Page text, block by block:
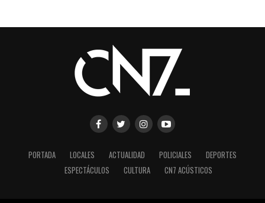
PORTADA LOCALES ACTUALIDAD POLICIALES
DEPORTES
ESPECTÁCULOS
CULTURA CN7 ACÚSTICOS